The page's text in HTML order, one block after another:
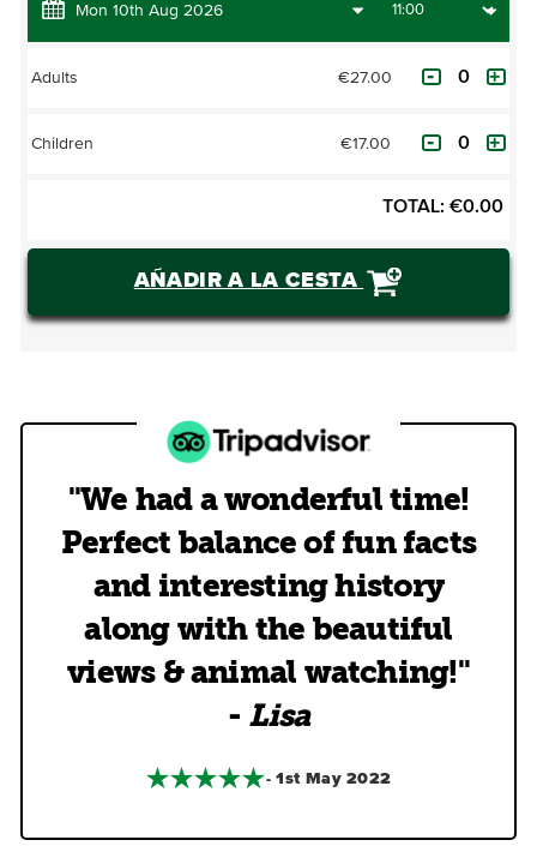
Adults €27.00
Children €17.00
TOTAL: €0.00
AÑADIR A LA CESTA
"We had a wonderful time!
Perfect balance of fun facts
and interesting history
along with the beautiful
views & animal watching!"
- Lisa
- 1st May 2022